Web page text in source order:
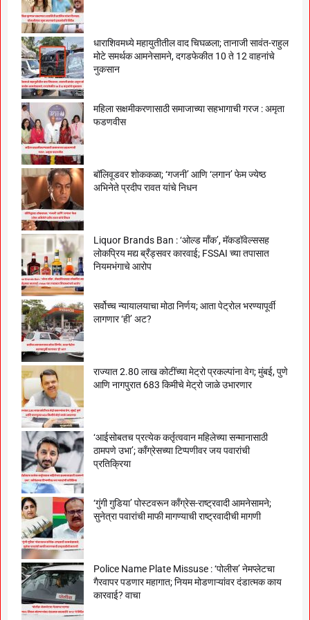
धाराशिवमध्ये महायुतीतील वाद चिघळला; तानाजी सावंत-राहुल
मोटे समर्थक आमनेसामने, दगडफेकीत 10 ते 12 वाहनांचे
नुकसान
महिला सक्षमीकरणासाठी समाजाच्या सहभागाची गरज : अमृता
फडणवीस
बॉलिवूडवर शोककळा; ‘गजनी’ आणि ‘लगान’ फेम ज्येष्ठ
अभिनेते प्रदीप रावत यांचे निधन
Liquor Brands Ban : ‘ओल्ड मॉंक’, मॅकडॉवेल्ससह
लोकप्रिय मद्य ब्रँड्सवर कारवाई; FSSAI च्या तपासात
नियमभंगाचे आरोप
सर्वोच्च न्यायालयाचा मोठा निर्णय; आता पेट्रोल भरण्यापूर्वी
लागणार ‘ही’ अट?
राज्यात 2.80 लाख कोटींच्या मेट्रो प्रकल्पांना वेग; मुंबई, पुणे
आणि नागपुरात 683 किमीचे मेट्रो जाळे उभारणार
‘आईसोबतच प्रत्येक कर्तृत्ववान महिलेच्या सन्मानासाठी
ठामपणे उभा’; काँग्रेसच्या टिप्पणीवर जय पवारांची
प्रतिक्रिया
‘गुंगी गुडिया’ पोस्टवरून काँग्रेस-राष्ट्रवादी आमनेसामने;
सुनेत्रा पवारांची माफी मागण्याची राष्ट्रवादीची मागणी
Police Name Plate Missuse : ‘पोलीस’ नेमप्लेटचा
गैरवापर पडणार महागात; नियम मोडणाऱ्यांवर दंडात्मक काय
कारवाई? वाचा